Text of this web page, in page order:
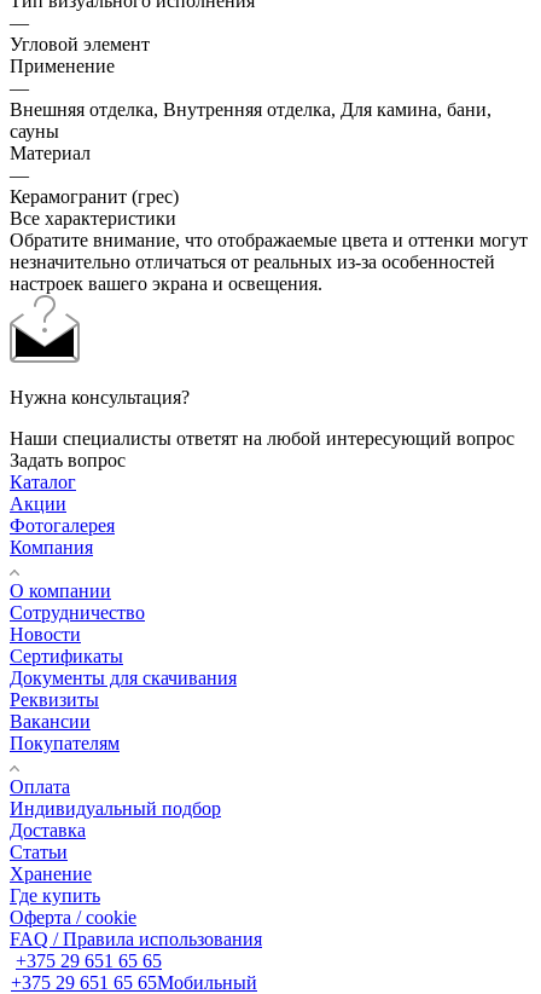
—
Угловой элемент
Применение
—
Внешняя отделка, Внутренняя отделка, Для камина, бани,
сауны
Материал
—
Керамогранит (грес)
Все характеристики
Обратите внимание, что отображаемые цвета и оттенки могут
незначительно отличаться от реальных из-за особенностей
настроек вашего экрана и освещения.
Нужна консультация?
Наши специалисты ответят на любой интересующий вопрос
Задать вопрос
Каталог
Акции
Фотогалерея
Компания
О компании
Сотрудничество
Новости
Сертификаты
Документы для скачивания
Реквизиты
Вакансии
Покупателям
Оплата
Индивидуальный подбор
Доставка
Статьи
Хранение
Где купить
Оферта / cookie
FAQ / Правила использования
+375 29 651 65 65
+375 29 651 65 65Мобильный